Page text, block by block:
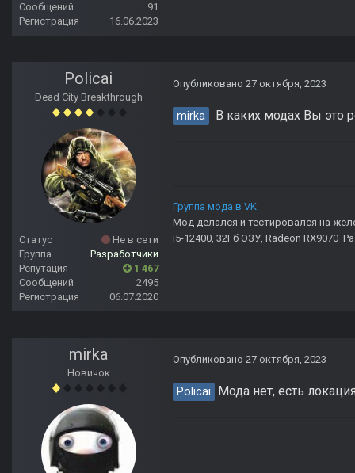
Сообщений
91
Регистрация
16.06.2023
Policai
Dead City Breakthrough
Статус
Не в сети
Группа
Разработчики
Репутация
1 467
Сообщений
2495
Регистрация
06.07.2020
Опубликовано 27 октября, 2023
mirka В каких модах Вы это
Группа мода в VK
Мод делался и тестировался на
i5-12400, 32Гб ОЗУ, Radeon RX9070
mirka
Новичок
Опубликовано 27 октября, 2023
Policai Мода нет, есть